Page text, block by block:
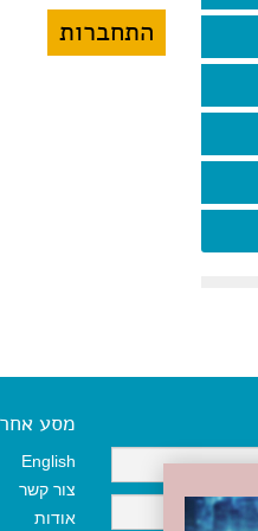
מסע אחר
English
צור קשר
אודות